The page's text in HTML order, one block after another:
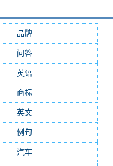
品牌(7684)
问答(4756)
英语(2362)
商标(2139)
英文(2103)
例句
汽车(1162)